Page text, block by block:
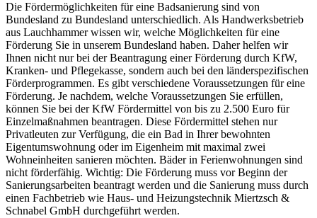
Die Fördermöglichkeiten für eine Badsanierung sind von
Bundesland zu Bundesland unterschiedlich. Als Handwerksbetrieb
aus Lauchhammer wissen wir, welche Möglichkeiten für eine
Förderung Sie in unserem Bundesland haben. Daher helfen wir
Ihnen nicht nur bei der Beantragung einer Förderung durch KfW,
Kranken- und Pflegekasse, sondern auch bei den länderspezifischen
Förderprogrammen. Es gibt verschiedene Voraussetzungen für eine
Förderung. Je nachdem, welche Voraussetzungen Sie erfüllen,
können Sie bei der KfW Fördermittel von bis zu 2.500 Euro für
Einzelmaßnahmen beantragen. Diese Fördermittel stehen nur
Privatleuten zur Verfügung, die ein Bad in Ihrer bewohnten
Eigentumswohnung oder im Eigenheim mit maximal zwei
Wohneinheiten sanieren möchten. Bäder in Ferienwohnungen sind
nicht förderfähig. Wichtig: Die Förderung muss vor Beginn der
Sanierungsarbeiten beantragt werden und die Sanierung muss durch
einen Fachbetrieb wie Haus- und Heizungstechnik Miertzsch &
Schnabel GmbH durchgeführt werden.